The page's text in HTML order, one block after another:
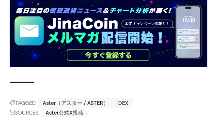
TAGGED: Aster（アスター / ASTER）
DEX
SOURCES:
Aster公式X投稿